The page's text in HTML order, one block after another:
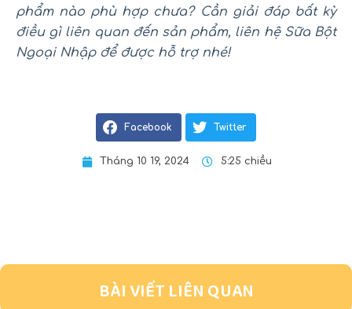
phẩm nào phù hợp chưa? Cần giải đáp bất kỳ
điều gì liên quan đến sản phẩm, liên hệ Sữa Bột
Ngoại Nhập để được hỗ trợ nhé!
Facebook Twitter
Tháng 10 19, 2024 5:25 chiều
BÀI VIẾT LIÊN QUAN